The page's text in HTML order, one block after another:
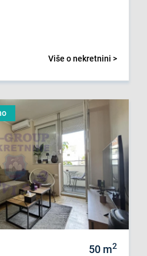
Više o nekretnini >
50 m2